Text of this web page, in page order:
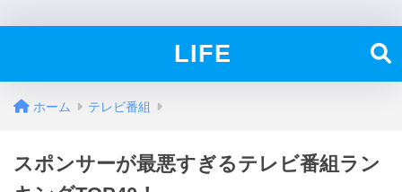
LIFE
ホーム テレビ番組
スポンサーが最悪すぎるテレビ番組ラン